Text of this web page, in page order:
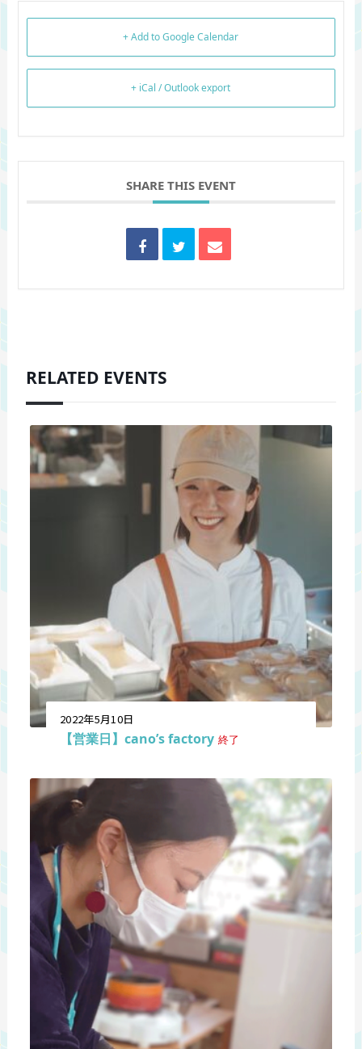
+ Add to Google Calendar
+ iCal / Outlook export
SHARE THIS EVENT
RELATED EVENTS
2022年5月10日
【営業日】cano’s factory 終了